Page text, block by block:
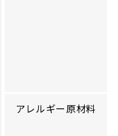
アレルギー原材料